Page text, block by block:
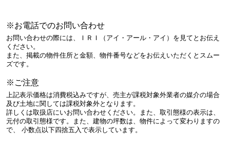
※お電話でのお問い合わせ
お問い合わせの際には、ＩＲＩ（アイ・アール・アイ）を見てとお伝え
ください。
また、掲載の物件住所と金額、物件番号などをお伝えいただくとスムー
ズです。
※ご注意
上記表示価格は消費税込みですが、売主が課税対象外業者の媒介の場合
及び土地に関しては課税対象外となります。
詳しくは取扱店にいお問い合わせください。また、取引態様の表示は、
元付の取引態様です。また、建物の坪数は、物件によって変わりますの
で、 小数点以下四捨五入で表示しています。